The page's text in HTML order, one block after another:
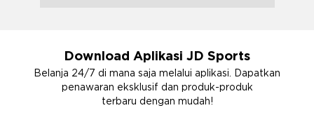
Download Aplikasi JD Sports
Belanja 24/7 di mana saja melalui aplikasi. Dapatkan
penawaran eksklusif dan produk-produk
terbaru dengan mudah!